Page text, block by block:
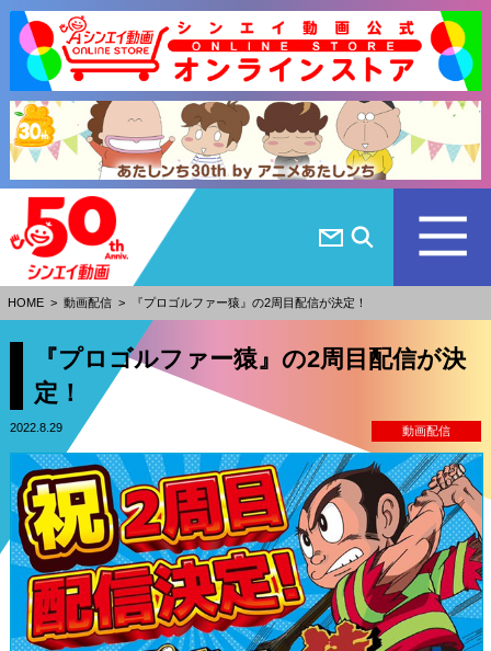
HOME > 動画配信 > 『プロゴルファー猿』の2周目配信が決定！
『プロゴルファー猿』の2周目配信が決
定！
2022.8.29 動画配信